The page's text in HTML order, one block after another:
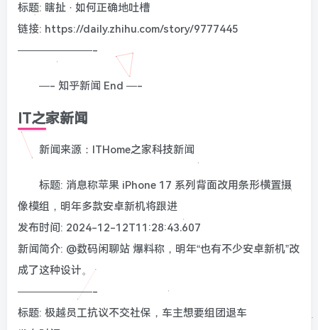
标题: 瞎扯 · 如何正确地吐槽
链接: https://daily.zhihu.com/story/9777445
———————-
—- 知乎新闻 End —-
IT之家新闻
新闻来源：ITHome之家科技新闻
标题: 消息称苹果 iPhone 17 系列背面改用条形横置摄
像模组，明年多款安卓新机将跟进
发布时间: 2024-12-12T11:28:43.607
新闻简介: @数码闲聊站 爆料称，明年“也有不少安卓新机”改
成了这种设计。
———————-
标题: 极越员工抗议不交社保，车主想要组团退车